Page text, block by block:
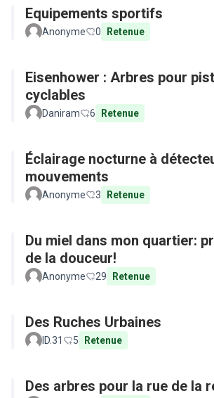
Equipements sportifs
Anonyme 0 Retenue
Eisenhower : Arbres pour
cyclables
Daniram 6 Retenue
Éclairage nocturne à
mouvements
Anonyme 3 Retenue
Du miel dans mon quartier:
de la douceur!
Anonyme 29 Retenue
Des Ruches Urbaines
ID.31 5 Retenue
Des arbres pour la rue de la